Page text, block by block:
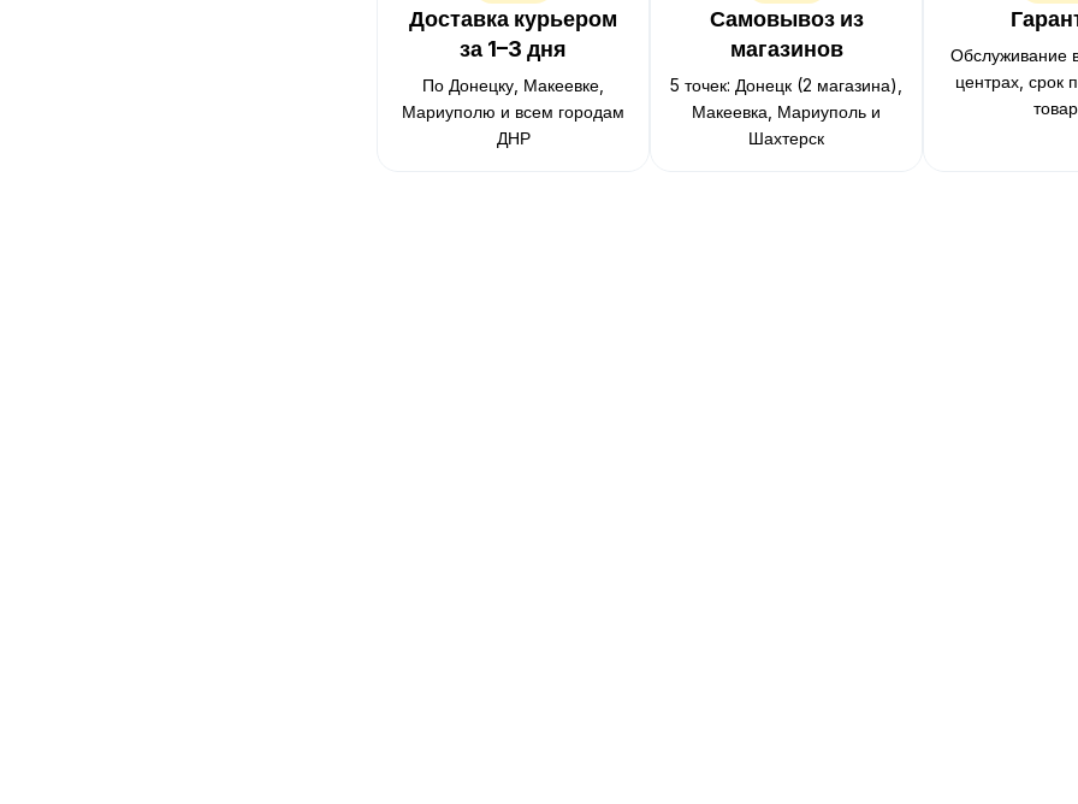
Доставка курьером
за 1–3 дня
По Донецку, Макеевке,
Мариуполю и всем городам
ДНР
Самовывоз из
магазинов
5 точек: Донецк (2 магазина),
Макеевка, Мариуполь и
Шахтерск
Обслуживание
центрах, срок